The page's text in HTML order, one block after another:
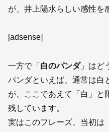
が、井上陽水らしい感性を
[adsense]
一方で「 白のパンダ」はど
パンダといえば、通常は白
が、ここであえて「白」と
残しています。
実はこのフレーズ、当初は